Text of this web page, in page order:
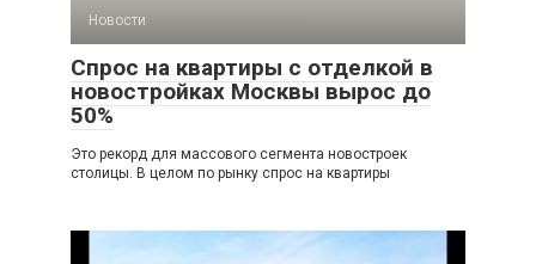
Новости
Спрос на квартиры с отделкой в
новостройках Москвы вырос до
50%
Это рекорд для массового сегмента новостроек
столицы. В целом по рынку спрос на квартиры